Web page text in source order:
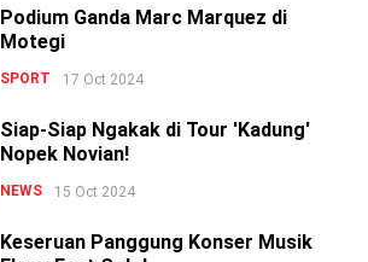
Podium Ganda Marc Marquez di
Motegi
SPORT 17 Oct 2024
Siap-Siap Ngakak di Tour 'Kadung'
Nopek Novian!
NEWS 15 Oct 2024
Keseruan Panggung Konser Musik